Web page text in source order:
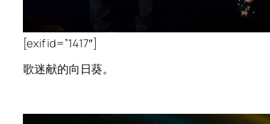
[exif id=”1417″]
歌迷献的向日葵。